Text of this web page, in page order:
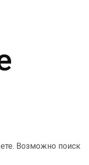
Возможно поиск